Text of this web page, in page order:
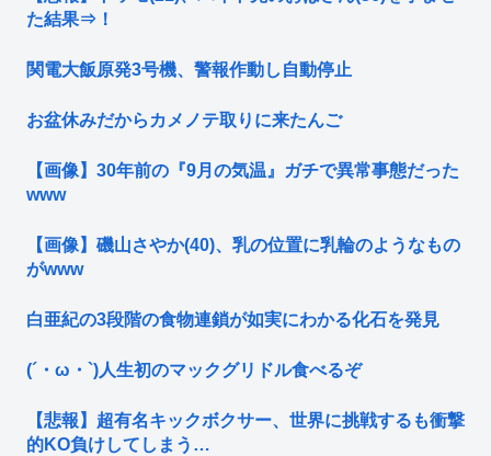
た結果⇒！
関電大飯原発3号機、警報作動し自動停止
お盆休みだからカメノテ取りに来たんご
【画像】30年前の『9月の気温』ガチで異常事態だった
www
【画像】磯山さやか(40)、乳の位置に乳輪のようなもの
がwww
白亜紀の3段階の食物連鎖が如実にわかる化石を発見
(´・ω・`)人生初のマックグリドル食べるぞ
【悲報】超有名キックボクサー、世界に挑戦するも衝撃
的KO負けしてしまう…